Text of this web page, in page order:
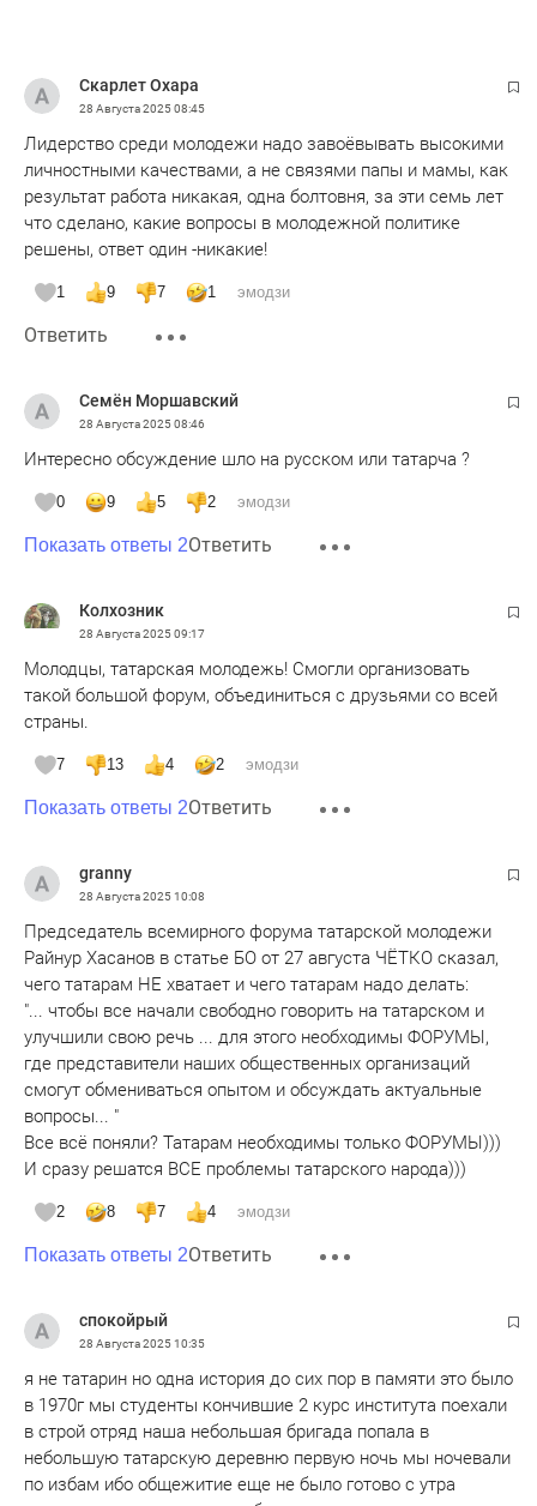
Скарлет Охара
28 Августа 202508:45
Лидерство среди молодежи надо завоёвывать высокими
личностными качествами, а не связями папы и мамы, как
результат работа никакая, одна болтовня, за эти семь лет
что сделано, какие вопросы в молодежной политике
решены, ответ один -никакие!
1 9 7 1 эмодзи
Ответить
Семён Моршавский
28 Августа 202508:46
Интересно обсуждение шло на русском или татарча ?
0 9 5 2 эмодзи
Показать ответы 2Ответить
Колхозник
28 Августа 202509:17
Молодцы, татарская молодежь! Смогли организовать
такой большой форум, объединиться с друзьями со всей
страны.
7 13 4 2 эмодзи
Показать ответы 2Ответить
granny
28 Августа 202510:08
Председатель всемирного форума татарской молодежи
Райнур Хасанов в статье БО от 27 августа ЧЁТКО сказал,
чего татарам НЕ хватает и чего татарам надо делать:
"... чтобы все начали свободно говорить на татарском и
улучшили свою речь ... для этого необходимы ФОРУМЫ,
где представители наших общественных организаций
смогут обмениваться опытом и обсуждать актуальные
вопросы... "
Все всё поняли? Татарам необходимы только ФОРУМЫ)))
И сразу решатся ВСЕ проблемы татарского народа)))
2 8 7 4 эмодзи
Показать ответы 2Ответить
спокойрый
28 Августа 202510:35
я не татарин но одна история до сих пор в памяти это было
в 1970г мы студенты кончившие 2 курс института поехали
в строй отряд наша небольшая бригада попала в
небольшую татарскую деревню первую ночь мы ночевали
по избам ибо общежитие еще не было готово с утра